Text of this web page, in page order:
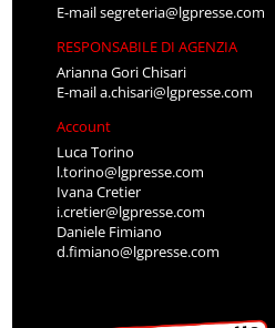
E-mailsegreteria@lgpresse.com
RESPONSABILE DI AGENZIA
Arianna Gori Chisari
E-maila.chisari@lgpresse.com
Account
Luca Torino
l.torino@lgpresse.com
Ivana Cretier
i.cretier@lgpresse.com
Daniele Fimiano
d.fimiano@lgpresse.com